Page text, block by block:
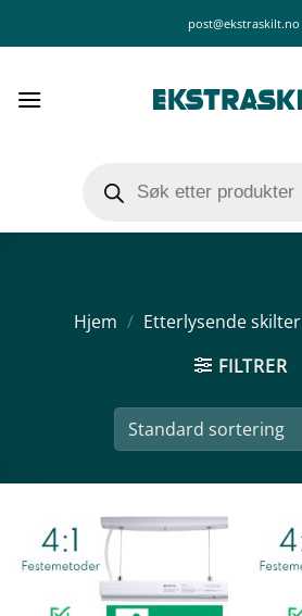
post@ekstraskilt.no
search
Hjem / Etterlysende skilter
FILTRER